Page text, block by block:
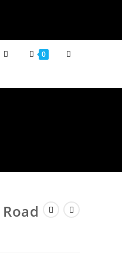
0 Alternar